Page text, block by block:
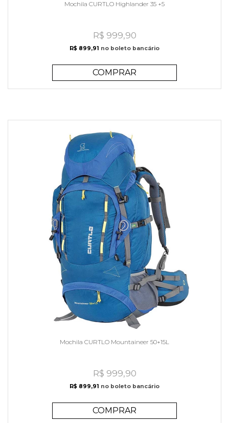
Mochila CURTLO Highlander 35 +5
R$ 999,90
R$ 899,91 no boleto bancário
COMPRAR
Mochila CURTLO Mountaineer 50+15L
R$ 999,90
R$ 899,91 no boleto bancário
COMPRAR